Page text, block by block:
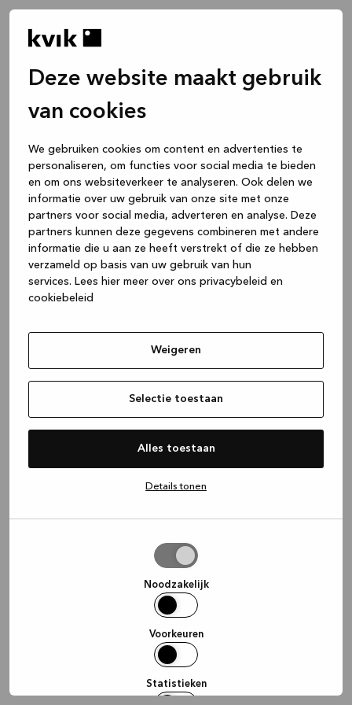
Deze website maakt gebruik
van cookies
We gebruiken cookies om content en advertenties te
personaliseren, om functies voor social media te bieden
en om ons websiteverkeer te analyseren. Ook delen we
informatie over uw gebruik van onze site met onze
partners voor social media, adverteren en analyse. Deze
partners kunnen deze gegevens combineren met andere
informatie die u aan ze heeft verstrekt of die ze hebben
verzameld op basis van uw gebruik van hun
services. Lees hier meer over ons privacybeleid en
cookiebeleid
Weigeren
Selectie toestaan
Alles toestaan
Details tonen
Noodzakelijk
Voorkeuren
Statistieken
(see the browser console for more
information).